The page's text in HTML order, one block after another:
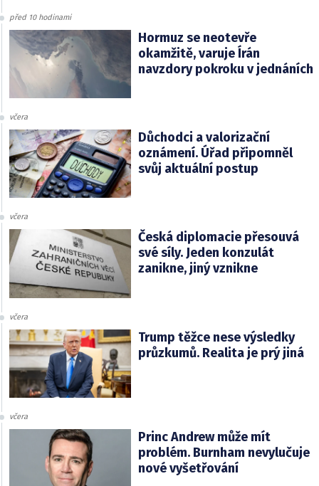
před 10 hodinami
Hormuz se neotevře
okamžitě, varuje Írán
navzdory pokroku v jednáních
včera
Důchodci a valorizační
oznámení. Úřad připomněl
svůj aktuální postup
včera
Česká diplomacie přesouvá
své síly. Jeden konzulát
zanikne, jiný vznikne
včera
Trump těžce nese výsledky
průzkumů. Realita je prý jiná
včera
Princ Andrew může mít
problém. Burnham nevylučuje
nové vyšetřování